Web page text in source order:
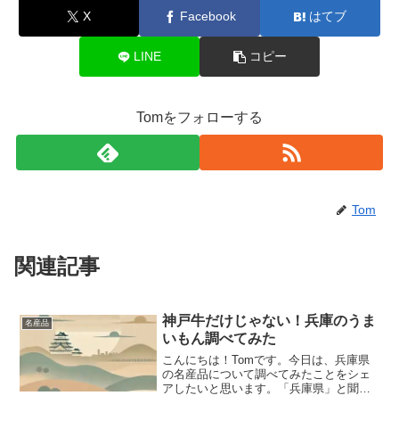
X Facebook はてブ
LINE コピー
Tomをフォローする
Tom
関連記事
名産品
神戸牛だけじゃない！兵庫のうま
いもん調べてみた
こんにちは！Tomです。今日は、兵庫県
の名産品について調べてみたことをシェ
アしたいと思います。「兵庫県」と聞い